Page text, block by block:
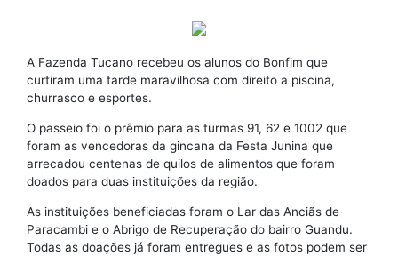
A Fazenda Tucano recebeu os alunos do Bonfim que
curtiram uma tarde maravilhosa com direito a piscina,
churrasco e esportes.
O passeio foi o prêmio para as turmas 91, 62 e 1002 que
foram as vencedoras da gincana da Festa Junina que
arrecadou centenas de quilos de alimentos que foram
doados para duas instituições da região.
As instituições beneficiadas foram o Lar das Anciãs de
Paracambi e o Abrigo de Recuperação do bairro Guandu.
Todas as doações já foram entregues e as fotos podem ser